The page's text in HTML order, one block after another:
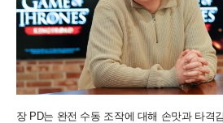
장 PD는 완전 수동 조작에 대해 손맛과 타격